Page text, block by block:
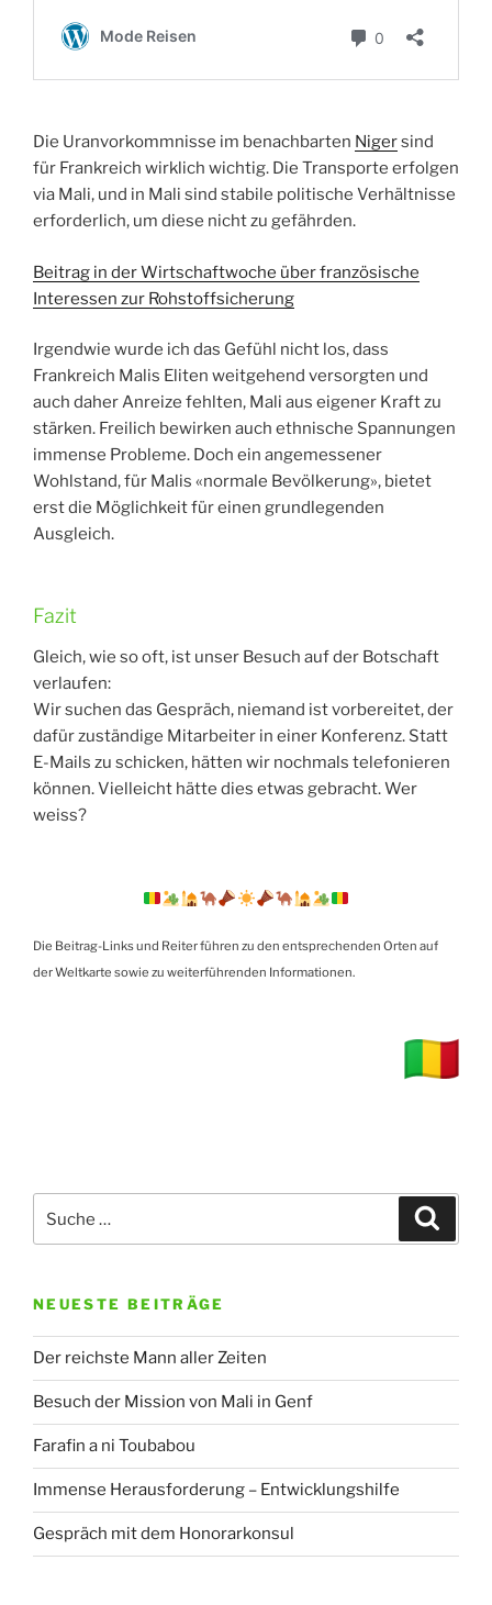
Die Uranvorkommnisse im benachbarten Nigersind
für Frankreich wirklich wichtig. Die Transporte erfolgen
via Mali, und in Mali sind stabile politische Verhältnisse
erforderlich, um diese nicht zu gefährden.
Beitrag in der Wirtschaftwoche über französische
Interessen zur Rohstoffsicherung
Irgendwie wurde ich das Gefühl nicht los, dass
Frankreich Malis Eliten weitgehend versorgten und
auch daher Anreize fehlten, Mali aus eigener Kraft zu
stärken. Freilich bewirken auch ethnische Spannungen
immense Probleme. Doch ein angemessener
Wohlstand, für Malis «normale Bevölkerung», bietet
erst die Möglichkeit für einen grundlegenden
Ausgleich.
Fazit
Gleich, wie so oft, ist unser Besuch auf der Botschaft
verlaufen:
Wir suchen das Gespräch, niemand ist vorbereitet, der
dafür zuständige Mitarbeiter in einer Konferenz. Statt
E-Mails zu schicken, hätten wir nochmals telefonieren
können. Vielleicht hätte dies etwas gebracht. Wer
weiss?
Die Beitrag-Links und Reiter führen zu den entsprechenden Orten auf
der Weltkarte sowie zu weiterführenden Informationen.
nach:
NEUESTE BEITRÄGE
Der reichste Mann aller Zeiten
Besuch der Mission von Mali in Genf
Farafin a ni Toubabou
Immense Herausforderung – Entwicklungshilfe
Gespräch mit dem Honorarkonsul